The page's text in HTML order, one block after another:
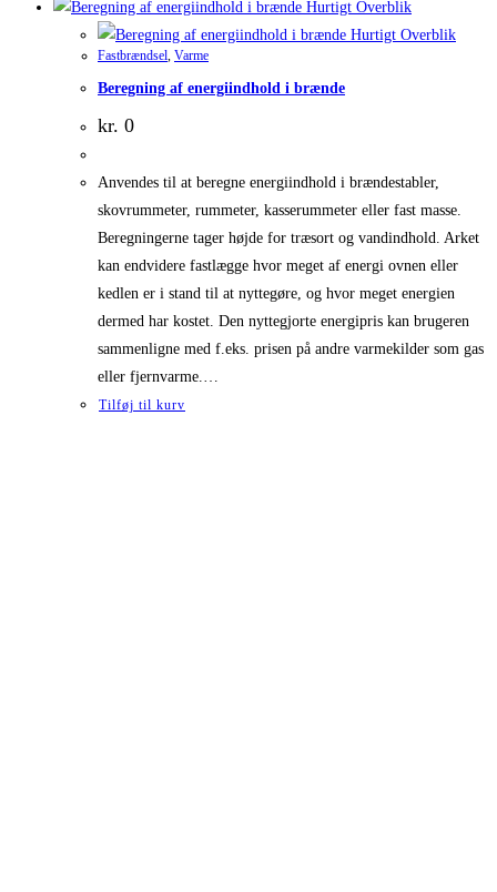
Hurtigt Overblik
Hurtigt Overblik
Fastbrændsel, Varme
Beregning af energiindhold i brænde
kr. 0
Anvendes til at beregne energiindhold i brændestabler,
skovrummeter, rummeter, kasserummeter eller fast masse.
Beregningerne tager højde for træsort og vandindhold. Arket
kan endvidere fastlægge hvor meget af energi ovnen eller
kedlen er i stand til at nyttegøre, og hvor meget energien
dermed har kostet. Den nyttegjorte energipris kan brugeren
sammenligne med f.eks. prisen på andre varmekilder som gas
eller fjernvarme.…
Tilføj til kurv